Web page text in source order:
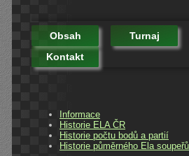
Obsah Turnaj
Kontakt
Informace
Historie ELA ČR
Historie počtu bodů a partií
Historie půměrného Ela